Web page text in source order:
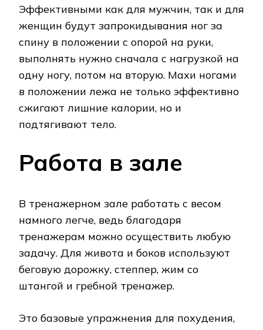
Эффективными как для мужчин, так и для
женщин будут запрокидывания ног за
спину в положении с опорой на руки,
выполнять нужно сначала с нагрузкой на
одну ногу, потом на вторую. Махи ногами
в положении лежа не только эффективно
сжигают лишние калории, но и
подтягивают тело.
Работа в зале
В тренажерном зале работать с весом
намного легче, ведь благодаря
тренажерам можно осуществить любую
задачу. Для живота и боков используют
беговую дорожку, степпер, жим со
штангой и гребной тренажер.
Это базовые упражнения для похудения,